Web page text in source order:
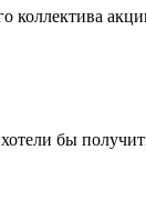
коллектива
бы